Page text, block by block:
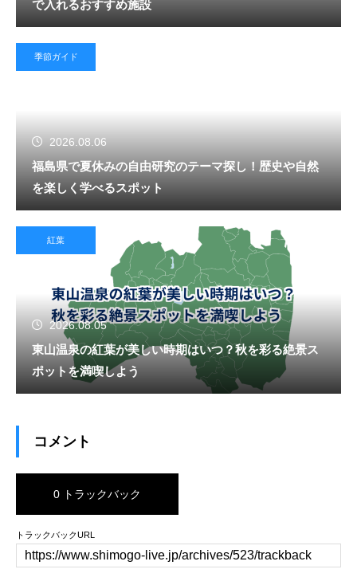
で入れるおすすめ施設
季節ガイド
2026.08.06
福島県で夏休みの自由研究のテーマ探し！歴史や自然
を楽しく学べるスポット
紅葉
2026.08.05
東山温泉の紅葉が美しい時期はいつ？秋を彩る絶景ス
ポットを満喫しよう
コメント
0 トラックバック
トラックバックURL